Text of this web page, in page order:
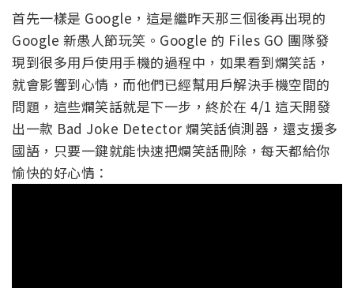
首先一樣是 Google，這是繼昨天那三個後再出現的
Google 新愚人節玩笑。Google 的 Files GO 團隊發
現到很多用戶使用手機的過程中，如果看到爛笑話，
就會影響到心情，而他們已經幫用戶解決手機空間的
問題，這些爛笑話就是下一步，終於在 4/1 這天開發
出一款 Bad Joke Detector 爛笑話偵測器，還支援多
國語，只要一鍵就能快速把爛笑話刪除，每天都給你
愉快的好心情：